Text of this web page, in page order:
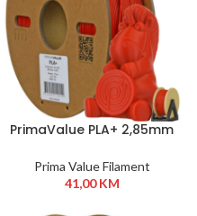
PrimaValue PLA+ 2,85mm
Prima Value Filament
41,00KM